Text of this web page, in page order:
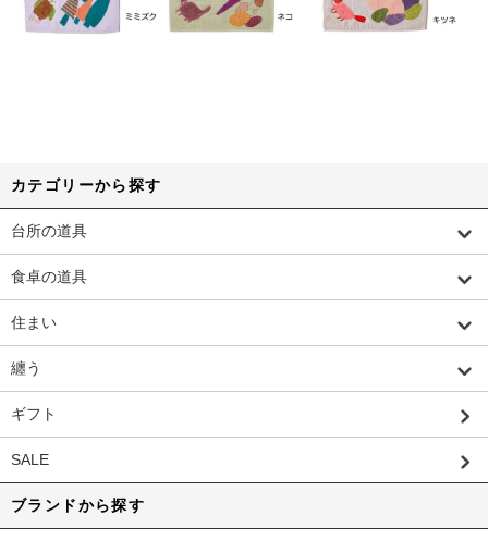
カテゴリーから探す
台所の道具
食卓の道具
住まい
纏う
ギフト
SALE
ブランドから探す